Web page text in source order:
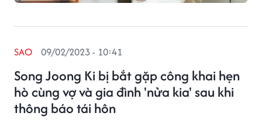
Song Joong Ki bị bắt gặp công khai hẹn
hò cùng vợ và gia đình 'nửa kia' sau khi
thông báo tái hôn
SAO 09/02/2023 - 10:41